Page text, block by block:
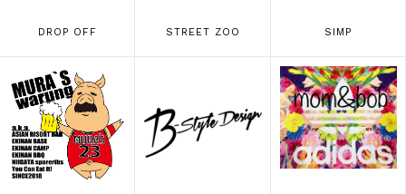
DROP OFF STREET ZOO SIMP